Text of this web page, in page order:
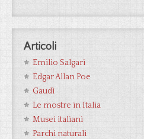
Articoli
Emilio Salgari
Edgar Allan Poe
Gaudì
Le mostre in Italia
Musei italiani
Parchi naturali